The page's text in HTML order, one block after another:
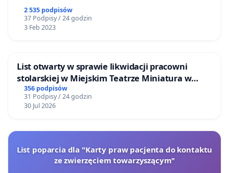
2 535 podpisów
37 Podpisy / 24 godzin
3 Feb 2023
List otwarty w sprawie likwidacji pracowni
stolarskiej w Miejskim Teatrze Miniatura w
Gdańsku
356 podpisów
31 Podpisy / 24 godzin
30 Jul 2026
List poparcia dla "Karty praw pacjenta do kontaktu
ze zwierzęciem towarzyszącym"